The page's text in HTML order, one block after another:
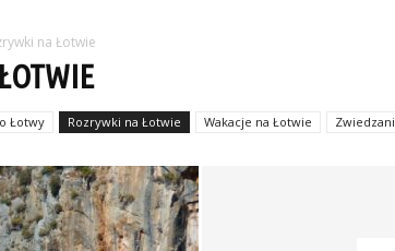
na Łotwie
Łotwy Rozrywki na Łotwie Wakacje na Łotwie